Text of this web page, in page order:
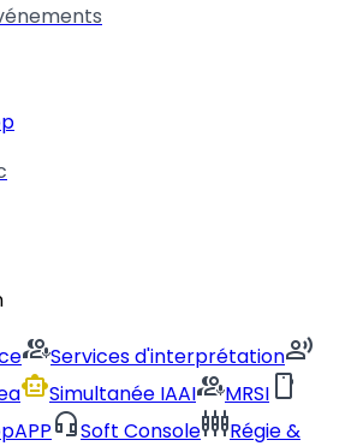
interpreter_modeServices d'interprétationrecord_voice_over
smart_toySimultanée IAAIinterpreter_modeMRSI smartphone
APPheadset_micSoft Consolesettings_input_componentRégie &